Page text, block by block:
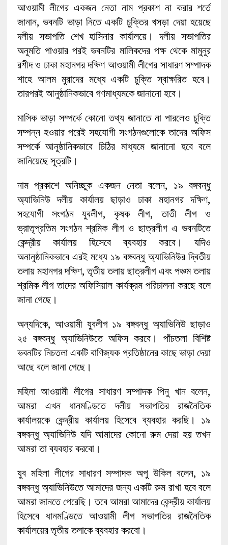
আওয়ামী লীগের একজন নেতা নাম প্রকাশ না করার শর্তে
জানান, ভবনটি ভাড়া নিতে একটি চুক্তির খসড়া দেয়া হয়েছে
দলীয় সভাপতি শেখ হাসিনার কার্যালয়ে। দলীয় সভাপতির
অনুমতি পাওয়ার পরই ভবনটির মালিকদের পক্ষ থেকে মামুনুর
রশীদ ও ঢাকা মহানগর দক্ষিণ আওয়ামী লীগের সাধারণ সম্পাদক
শাহে আলম মুরাদের মধ্যে একটি চুক্তি স্বাক্ষরিত হবে।
তারপরই আনুষ্ঠানিকভাবে গণমাধ্যমকে জানানো হবে।
মাসিক ভাড়া সম্পর্কে কোনো তথ্য জানাতে না পারলেও চুক্তি
সম্পন্ন হওয়ার পরেই সহযোগী সংগঠনগুলোকে তাদের অফিস
সম্পর্কে আনুষ্ঠানিকভাবে চিঠির মাধ্যমে জানানো হবে বলে
জানিয়েছে সূত্রটি।
নাম প্রকাশে অনিচ্ছুক একজন নেতা বলেন, ১৯ বঙ্গবন্ধু
অ্যাভিনিউ দলীয় কার্যালয় ছাড়াও ঢাকা মহানগর দক্ষিণ,
সহযোগী সংগঠন যুবলীগ, কৃষক লীগ, তাতী লীগ ও
ভ্রাতৃপ্রতিম সংগঠন শ্রমিক লীগ ও ছাত্রলীগ এ ভবনটিতে
কেন্দ্রীয় কার্যালয় হিসেবে ব্যবহার করবে। যদিও
অনানুষ্ঠানিকভাবে এরই মধ্যে ১৯ বঙ্গবন্ধু অ্যাভিনিউর দ্বিতীয়
তলায় মহানগর দক্ষিণ, তৃতীয় তলায় ছাত্রলীগ এবং পঞ্চম তলায়
শ্রমিক লীগ তাদের অফিসিয়াল কার্যক্রম পরিচালনা করছে বলে
জানা গেছে।
অন্যদিকে, আওয়ামী যুবলীগ ১৯ বঙ্গবন্ধু অ্যাভিনিউ ছাড়াও
২৫ বঙ্গবন্ধু অ্যাভিনিউতে অফিস করবে। পাঁচতলা বিশিষ্ট
ভবনটির নিচতলা একটি বাণিজ্যক প্রতিষ্ঠানের কাছে ভাড়া দেয়া
আছে বলে জানা গেছে।
মহিলা আওয়ামী লীগের সাধারণ সম্পাদক পিনু খান বলেন,
আমরা এখন ধানমণ্ডিতে দলীয় সভাপতির রাজনৈতিক
কার্যালয়কে কেন্দ্রীয় কার্যালয় হিসেবে ব্যবহার করছি। ১৯
বঙ্গবন্ধু অ্যাভিনিউ যদি আমাদের কোনো রুম দেয়া হয় তখন
আমরা তা ব্যবহার করবো।
যুব মহিলা লীগের সাধারণ সম্পাদক অপু উকিল বলেন, ১৯
বঙ্গবন্ধু অ্যাভিনিউতে আমাদের জন্য একটি রুম রাখা হবে বলে
আমরা জানতে পেরেছি। তবে আমরা আমাদের কেন্দ্রীয় কার্যালয়
হিসেবে ধানমণ্ডিতে আওয়ামী লীগ সভাপতির রাজনৈতিক
কার্যালয়ের তৃতীয় তলাকে ব্যবহার করবো।